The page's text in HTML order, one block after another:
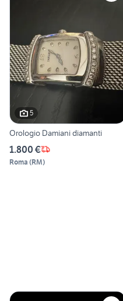
5
Orologio Damiani diamanti
1.800 €
Roma (RM)